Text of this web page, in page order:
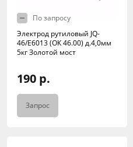
По запросу
Электрод рутиловый JQ-
46/E6013 (ОК 46.00) д.4,0мм
5кг Золотой мост
190 р.
Запрос